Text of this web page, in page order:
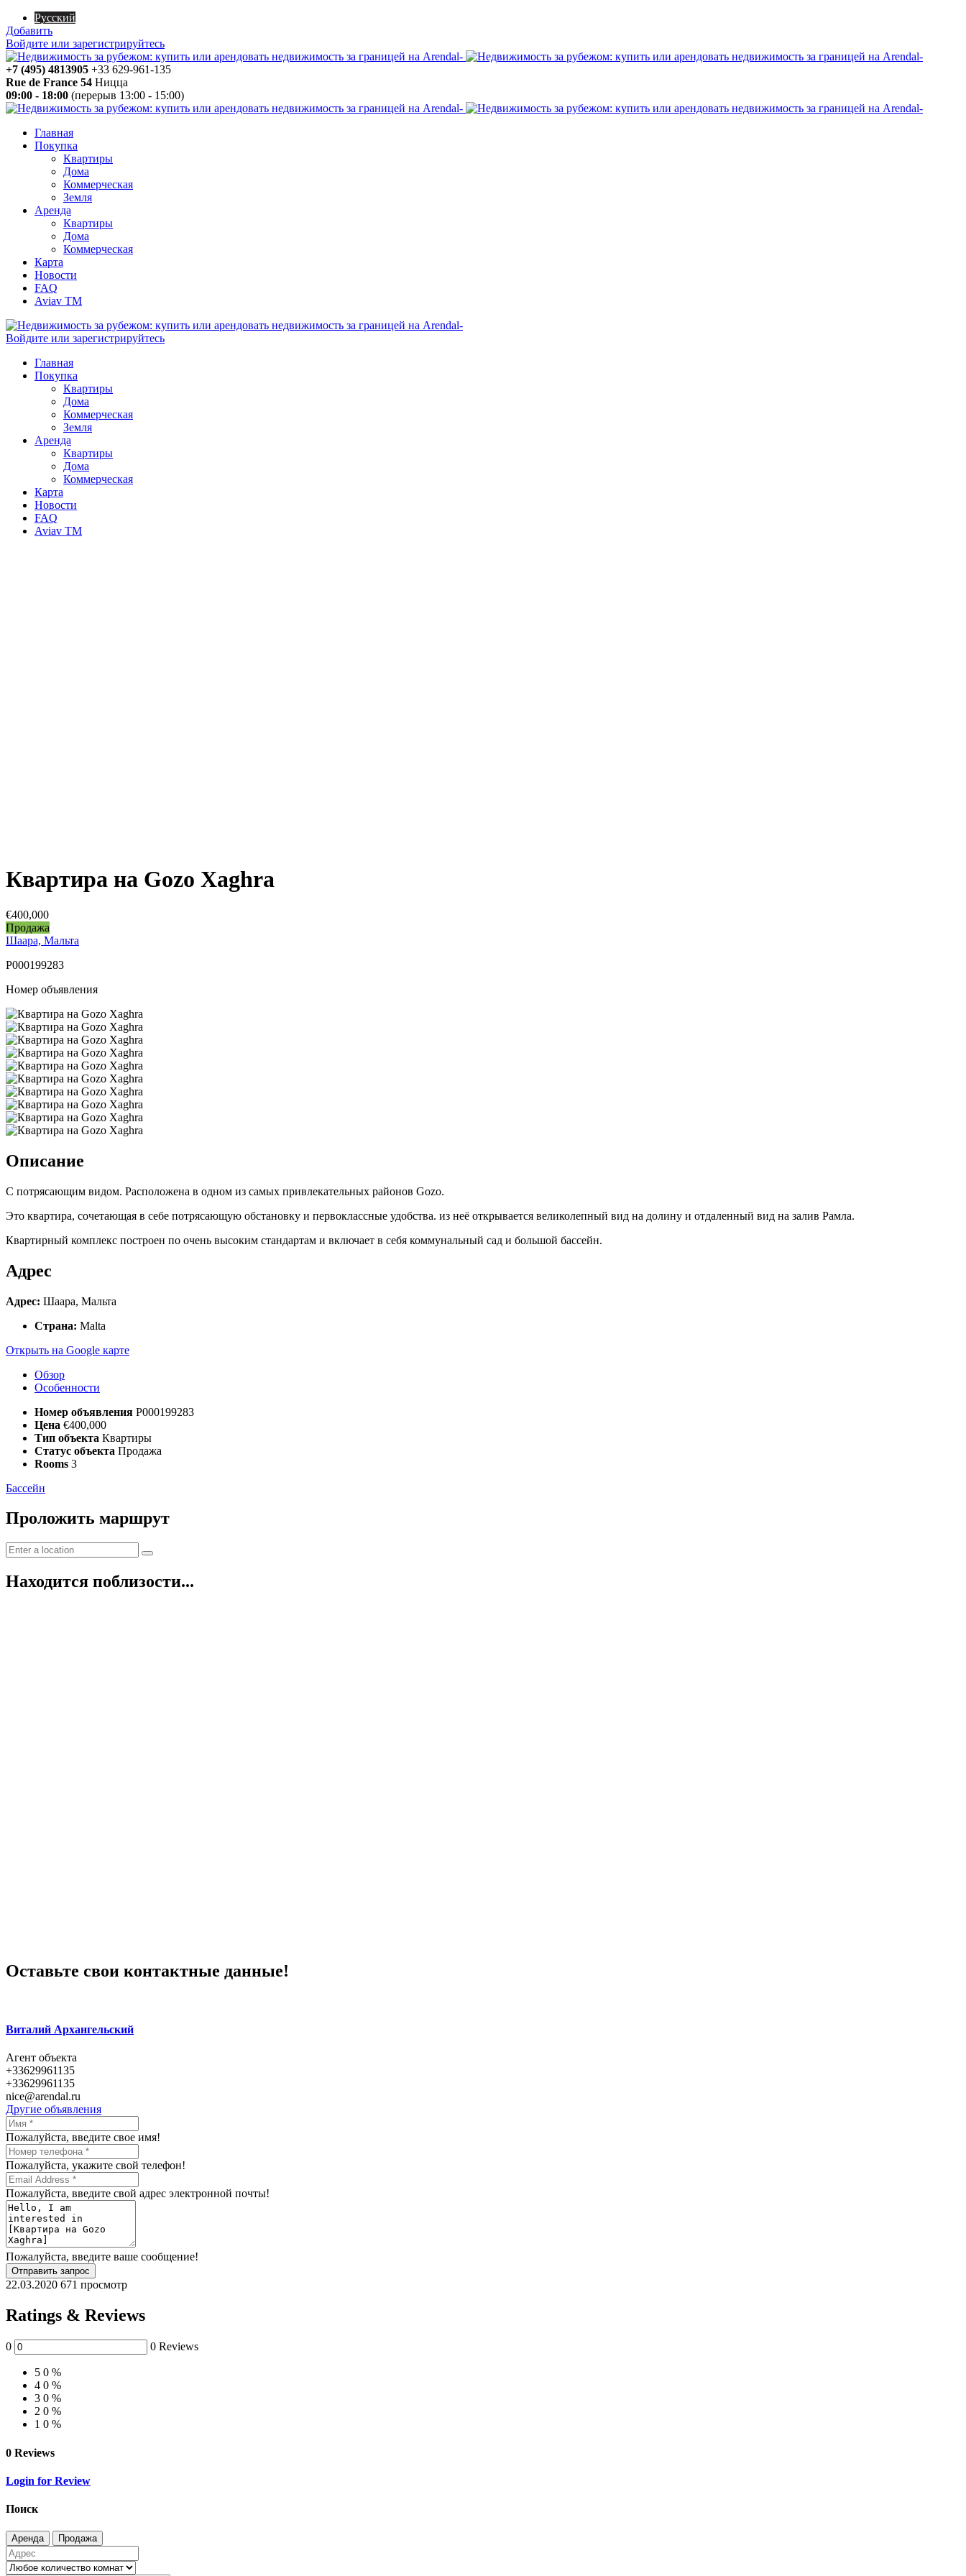
Русский
Добавить
Войдите или зарегистрируйтесь
+7 (495) 4813905 +33 629-961-135
Rue de France 54 Ницца
09:00 - 18:00 (перерыв 13:00 - 15:00)
Главная
Покупка
Квартиры
Дома
Коммерческая
Земля
Аренда
Квартиры
Дома
Коммерческая
Карта
Новости
FAQ
Aviav TM
Войдите или зарегистрируйтесь
Главная
Покупка
Квартиры
Дома
Коммерческая
Земля
Аренда
Квартиры
Дома
Коммерческая
Карта
Новости
FAQ
Aviav TM
Квартира на Gozo Xaghra
€400,000
Продажа
Шаара, Мальта
P000199283
Номер объявления
Описание
С потрясающим видом. Расположена в одном из самых привлекательных районов Gozo.
Это квартира, сочетающая в себе потрясающую обстановку и первоклассные удобства. из неё открывается великолепный вид на долину и отдаленный вид на залив Рамла.
Квартирный комплекс построен по очень высоким стандартам и включает в себя коммунальный сад и большой бассейн.
Адрес
Адрес: Шаара, Мальта
Страна: Malta
Открыть на Google карте
Обзор
Особенности
Номер объявления P000199283
Цена €400,000
Тип объекта Квартиры
Статус объекта Продажа
Rooms 3
Бассейн
Проложить маршрут
Находится поблизости...
Оставьте свои контактные данные!
Виталий Архангельский
Агент объекта
+33629961135
+33629961135
nice@arendal.ru
Другие объявления
Пожалуйста, введите свое имя!
Пожалуйста, укажите свой телефон!
Пожалуйста, введите свой адрес электронной почты!
Пожалуйста, введите ваше сообщение!
Отправить запрос
22.03.2020 671 просмотр
Ratings & Reviews
0 0 Reviews
5 0 %
4 0 %
3 0 %
2 0 %
1 0 %
0 Reviews
Login for Review
Поиск
Аренда Продажа